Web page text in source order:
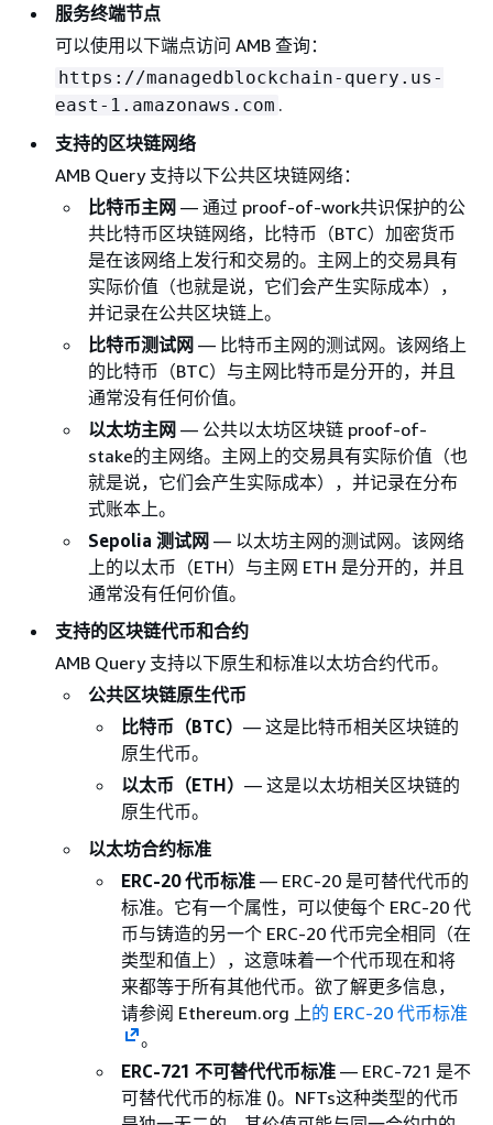
服务终端节点
可以使用以下端点访问 AMB 查询：
https://managedblockchain-query.us-
east-1.amazonaws.com .
支持的区块链网络
AMB Query 支持以下公共区块链网络：
比特币主网 — 通过 proof-of-work共识保护的公
共比特币区块链网络，比特币（BTC）加密货币
是在该网络上发行和交易的。主网上的交易具有
实际价值（也就是说，它们会产生实际成本），
并记录在公共区块链上。
比特币测试网 — 比特币主网的测试网。该网络上
的比特币（BTC）与主网比特币是分开的，并且
通常没有任何价值。
以太坊主网 — 公共以太坊区块链 proof-of-
stake的主网络。主网上的交易具有实际价值（也
就是说，它们会产生实际成本），并记录在分布
式账本上。
Sepolia 测试网 — 以太坊主网的测试网。该网络
上的以太币（ETH）与主网 ETH 是分开的，并且
通常没有任何价值。
支持的区块链代币和合约
AMB Query 支持以下原生和标准以太坊合约代币。
公共区块链原生代币
比特币（BTC） — 这是比特币相关区块链的
原生代币。
以太币（ETH） — 这是以太坊相关区块链的
原生代币。
以太坊合约标准
ERC-20 代币标准 — ERC-20 是可替代代币的
标准。它有一个属性，可以使每个 ERC-20 代
币与铸造的另一个 ERC-20 代币完全相同（在
类型和值上），这意味着一个代币现在和将
来都等于所有其他代币。欲了解更多信息，
请参阅 Ethereum.org 上的 ERC-20 代币标准
。
ERC-721 不可替代代币标准 — ERC-721 是不
可替代代币的标准 ()。NFTs这种类型的代币